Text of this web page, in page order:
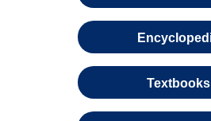
Textbooks